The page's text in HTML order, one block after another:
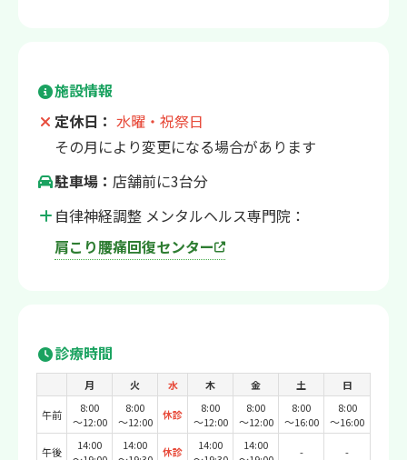
施設情報
定休日： 水曜・祝祭日
その月により変更になる場合があります
駐車場： 店舗前に3台分
自律神経調整 メンタルヘルス専門院：
肩こり腰痛回復センター
診療時間
月 火 水 木 金 土 日
午前
8:00
〜12:00
8:00
〜12:00
休診
8:00
〜12:00
8:00
〜12:00
8:00
〜16:00
8:00
〜16:00
午後
14:00
14:00
休診
14:00
14:00
- -